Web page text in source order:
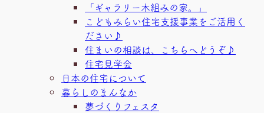
「ギャラリー木組みの家。」
こどもみらい住宅支援事業をご活用く
ださい♪
住まいの相談は、こちらへどうぞ♪
住宅見学会
日本の住宅について
暮らしのまんなか
夢づくりフェスタ